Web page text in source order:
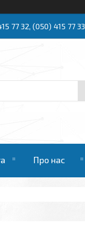
77 32, (050) 415 77 33
Про нас